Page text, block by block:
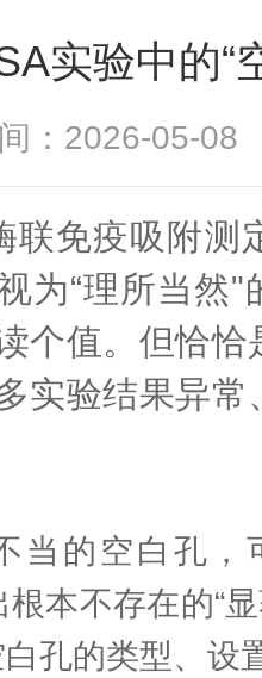
实验中的“
间：2026-05-
联免疫吸附测
为“理所当
个值。但恰
实验结果异
当的空白孔，
本不存在的“
孔的类型、设